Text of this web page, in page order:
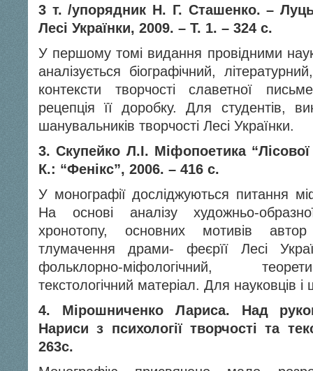
3 т. /упорядник Н. Г. Сташенко. –
Лесі Українки, 2009. – Т. 1. – 324 с.
У першому томі видання провідними
аналізується біографічний,
контексти творчості славетної
рецепція її доробку. Для студентів,
шанувальників творчості Лесі Українки.
3. Скупейко Л.І. Міфопоетика
К.: “Фенікс”, 2006. – 416 с.
У монографії досліджуються питання
На основі аналізу художньо-
хронотопу, основних мотивів автор
тлумачення драми- феєрїї Лесі
фольклорно-міфологічний,
текстологічний матеріал. Для науковців і
4. Мірошниченко Лариса. Над
Нариси з психології творчості та
263с.